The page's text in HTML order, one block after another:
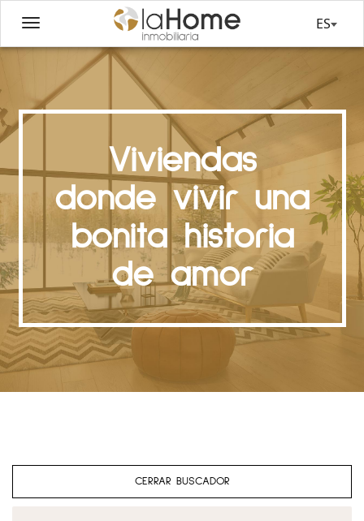
ES
Viviendas
donde vivir una
bonita historia
de amor
CERRAR BUSCADOR